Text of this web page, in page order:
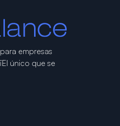
para empresas
¡El único que se